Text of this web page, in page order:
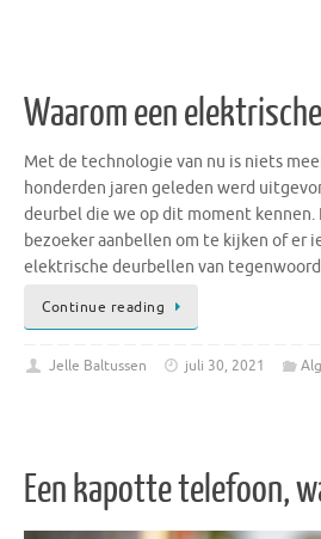
Waarom een
Met de technologie van nu is niets
honderden jaren geleden werd
deurbel die we op dit moment kennen.
bezoeker aanbellen om te kijken of er
elektrische deurbellen van
Continue reading
Jelle Baltussen juli 30, 2021
Een kapotte telefoon,